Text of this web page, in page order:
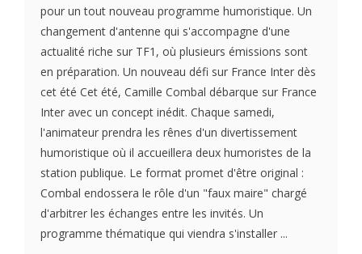
pour un tout nouveau programme humoristique. Un
changement d'antenne qui s'accompagne d'une
actualité riche sur TF1, où plusieurs émissions sont
en préparation. Un nouveau défi sur France Inter dès
cet été Cet été, Camille Combal débarque sur France
Inter avec un concept inédit. Chaque samedi,
l'animateur prendra les rênes d'un divertissement
humoristique où il accueillera deux humoristes de la
station publique. Le format promet d'être original :
Combal endossera le rôle d'un "faux maire" chargé
d'arbitrer les échanges entre les invités. Un
programme thématique qui viendra s'installer ...